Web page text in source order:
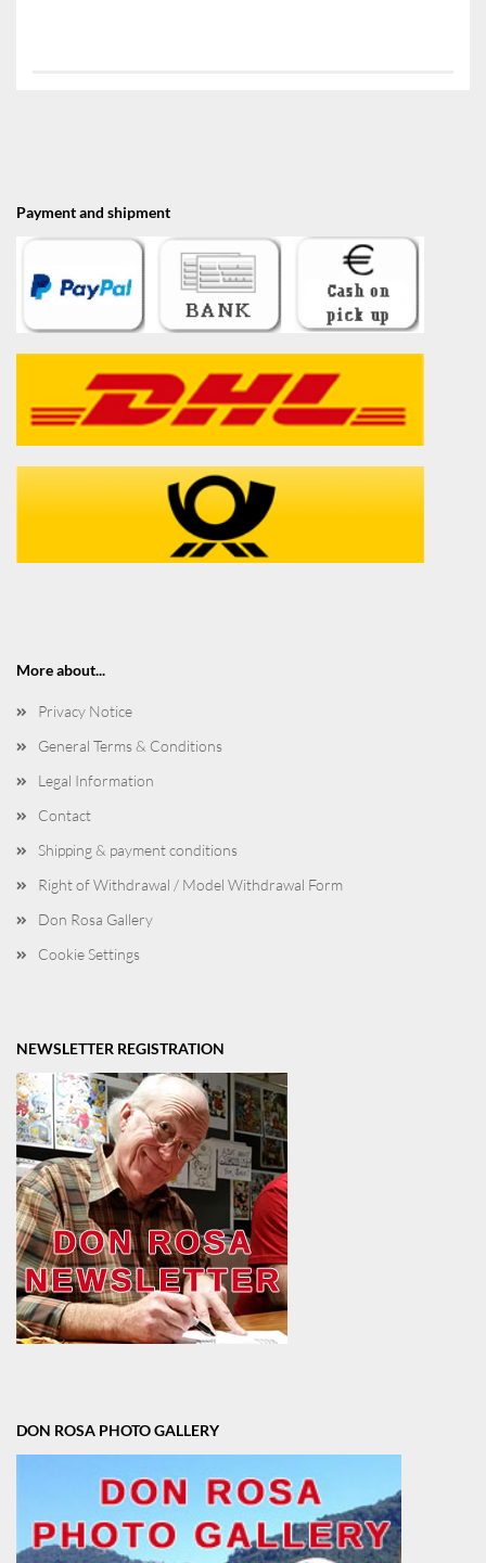
Payment and shipment
More about...
Privacy Notice
General Terms & Conditions
Legal Information
Contact
Shipping & payment conditions
Right of Withdrawal / Model Withdrawal Form
Don Rosa Gallery
Cookie Settings
NEWSLETTER REGISTRATION
DON ROSA PHOTO GALLERY